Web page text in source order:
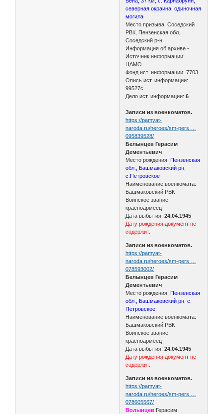
северная окраина, одиночная
могила
Место призыва: Соседский
РВК, Пензенская обл.,
Соседский р-н
Информация об архиве -
Источник информации:
ЦАМО
Фонд ист. информации: 7703
Опись ист. информации:
99527с
Дело ист. информации:6
Записи из военкоматов.
https://pamyat-
naroda.ru/heroes/sm-pers …
095839528/
Белынцев Герасим
Дементьевич
Место рождения: Пензенская
обл., Башмаковский рн,
с.Петровское
Наименование военкомата:
Башмаковский РВК
Воинское звание:
красноармеец
Дата выбытия:24.04.1945
Дату рождения документ не
содержит.
Записи из военкоматов.
https://pamyat-
naroda.ru/heroes/sm-pers …
078593002/
Белынцев Герасим
Дементьевич
Место рождения:Пензенская
обл., Башмаковский рн, с.
Петровское
Наименование военкомата:
Башмаковский РВК
Воинское звание:
красноармеец
Дата выбытия:24.04.1945
Дату рождения документ не
содержит.
Записи из военкоматов.
https://pamyat-
naroda.ru/heroes/sm-pers …
078605567/
Волынцев Герасим